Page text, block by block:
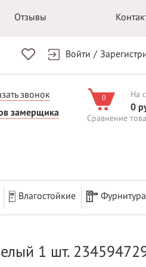
Отзывы
Войти /
звонок
замерщика
0 На
0
Сравнение
Влагостойкие Фурнитура
1 шт.